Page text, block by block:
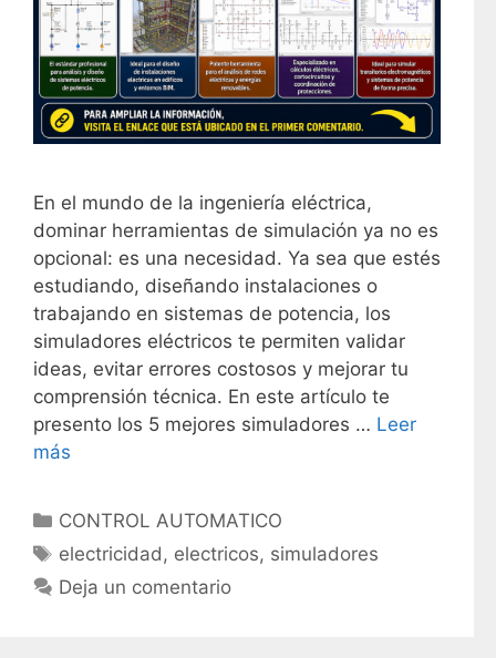
En el mundo de la ingeniería eléctrica,
dominar herramientas de simulación ya no es
opcional: es una necesidad. Ya sea que estés
estudiando, diseñando instalaciones o
trabajando en sistemas de potencia, los
simuladores eléctricos te permiten validar
ideas, evitar errores costosos y mejorar tu
comprensión técnica. En este artículo te
presento los 5 mejores simuladores … Leer
más
C
e
CONTROL AUTOMATICO
E
t
electricidad , electricos, simuladores
Deja un comentario